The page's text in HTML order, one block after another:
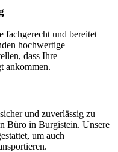
fachgerecht und bereitet
hochwertige
dass Ihre
ankommen.
und zuverlässig zu
Büro in Burgistein. Unsere
um auch